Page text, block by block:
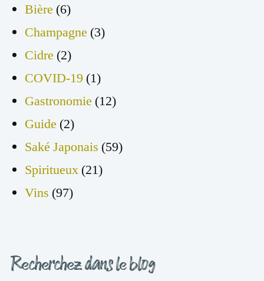
Bière (6)
Champagne (3)
Cidre (2)
COVID-19 (1)
Gastronomie (12)
Guide (2)
Saké Japonais (59)
Spiritueux (21)
Vins (97)
Recherchez dans le blog